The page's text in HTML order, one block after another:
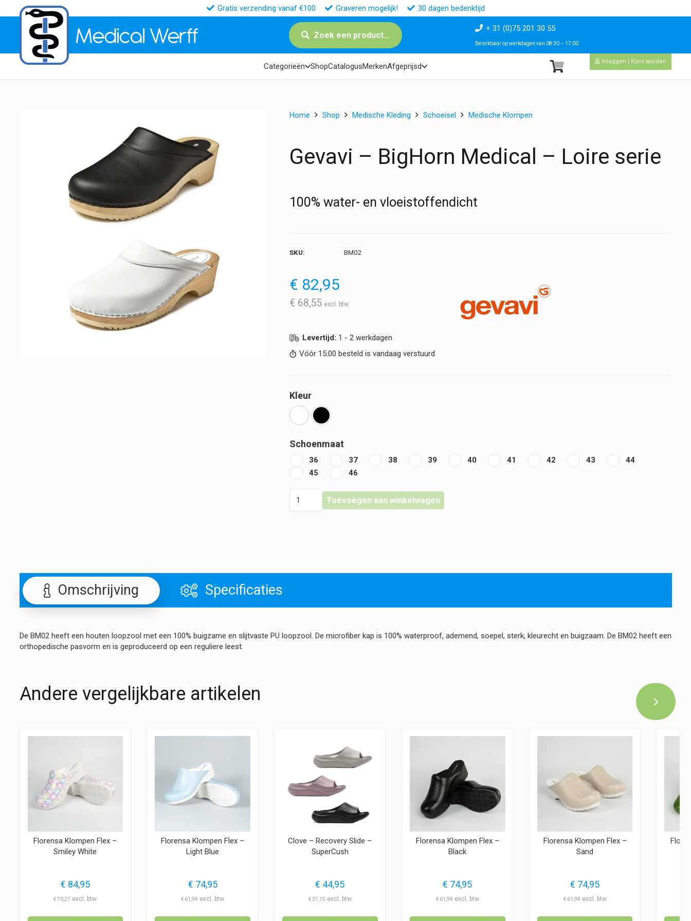
Gratis verzending vanaf €100 Graveren mogelijk! 30 dagen bedenktijd
MedicalWerff Zoek een product…
+ 31 (0)75 201 30 55
Bereikbaar op werkdagen van 08:30 – 17:00
Categorieën ShopCatalogusMerkenAfgeprijsd
Inloggen | Klant worden
Home Shop Medische Kleding Schoeisel Medische Klompen
Gevavi – BigHorn Medical – Loire serie
100% water- en vloeistoffendicht
SKU: BM02
€ 82,95
€ 68,55
Levertijd: 1 - 2 werkdagen
Vóór 15:00 besteld is vandaag verstuurd
Kleur
Schoenmaat
36 37 38 39 40 41 42 43
44
45
46
Toevoegen aan winkelwagen
Omschrijving Specificaties
De BM02 heeft een houten loopzool met een 100% buigzame en slijtvaste PU loopzool. De microfiber kap is 100% waterproof, ademend, soepel, sterk, kleurecht en buigzaam. De BM02 heeft een
orthopedische pasvorm en is geproduceerd op een reguliere leest.
Andere vergelijkbare artikelen
Florensa Klompen Flex –
Smiley White
€ 84,95
€70,21
Florensa Klompen Flex –
Light Blue
€ 74,95
€ 61,94
Clove – Recovery Slide –
SuperCush
€ 44,95
€37,15
Florensa Klompen Flex –
Black
€ 74,95
€61,94
Florensa Klompen Flex –
Sand
€ 74,95
€61,94